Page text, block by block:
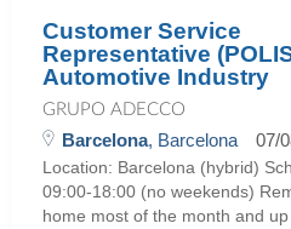
Customer Service
Representative
Automotive Industry
GRUPO ADECCO
Barcelona, Barcelona 07/
Location: Barcelona (hybrid)
09:00-18:00 (no weekends)
home most of the month and